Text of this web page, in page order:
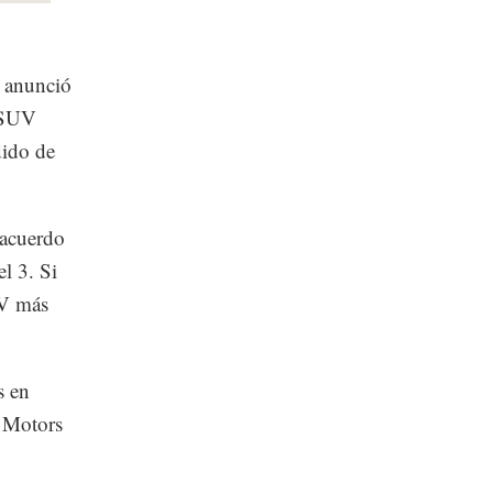
de
3. Si
más
en